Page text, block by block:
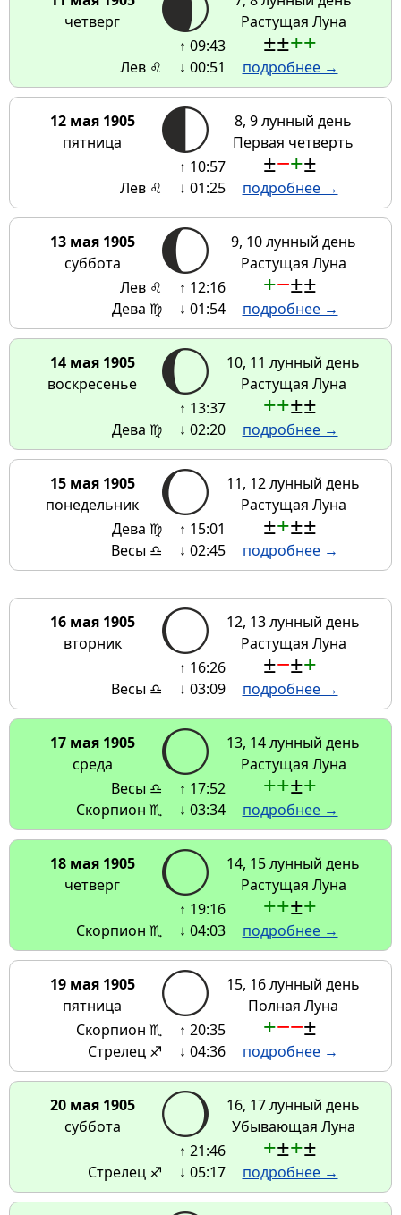
четверг
Растущая Луна
Лев ♌
↑ 09:43
↓ 00:51
±±++
подробнее →
12 мая 1905
пятница
8, 9 лунный день
Первая четверть
Лев ♌
↑ 10:57
↓ 01:25
±−+±
подробнее →
13 мая 1905
суббота
9, 10 лунный день
Растущая Луна
Лев ♌
Дева ♍
↑ 12:16
↓ 01:54
+−±±
подробнее →
14 мая 1905
воскресенье
10, 11 лунный день
Растущая Луна
Дева ♍
↑ 13:37
↓ 02:20
++±±
подробнее →
15 мая 1905
понедельник
11, 12 лунный день
Растущая Луна
Дева ♍
Весы ♎
↑ 15:01
↓ 02:45
±+±±
подробнее →
16 мая 1905
вторник
12, 13 лунный день
Растущая Луна
Весы ♎
↑ 16:26
↓ 03:09
±−±+
подробнее →
17 мая 1905
среда
13, 14 лунный день
Растущая Луна
Весы ♎
Скорпион ♏
↑ 17:52
↓ 03:34
++±+
подробнее →
18 мая 1905
четверг
14, 15 лунный день
Растущая Луна
Скорпион ♏
↑ 19:16
↓ 04:03
++±+
подробнее →
19 мая 1905
пятница
15, 16 лунный день
Полная Луна
Скорпион ♏
Стрелец ♐
↑ 20:35
↓ 04:36
+−−±
подробнее →
20 мая 1905
суббота
16, 17 лунный день
Убывающая Луна
Стрелец ♐
↑ 21:46
↓ 05:17
+±+±
подробнее →